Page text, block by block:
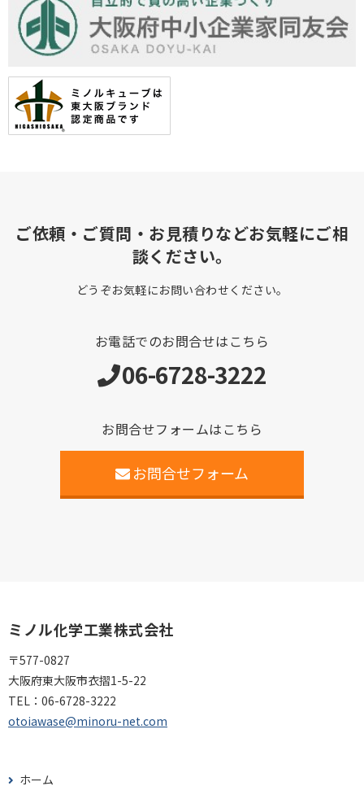
ご依頼・ご質問・お見積りなどお気軽にご相
談ください。
どうぞお気軽にお問い合わせください。
お電話でのお問合せはこちら
06-6728-3222
お問合せフォームはこちら
お問合せフォーム
ミノル化学工業株式会社
〒577-0827
大阪府東大阪市衣摺1-5-22
TEL： 06-6728-3222
otoiawase@minoru-net.com
ホーム